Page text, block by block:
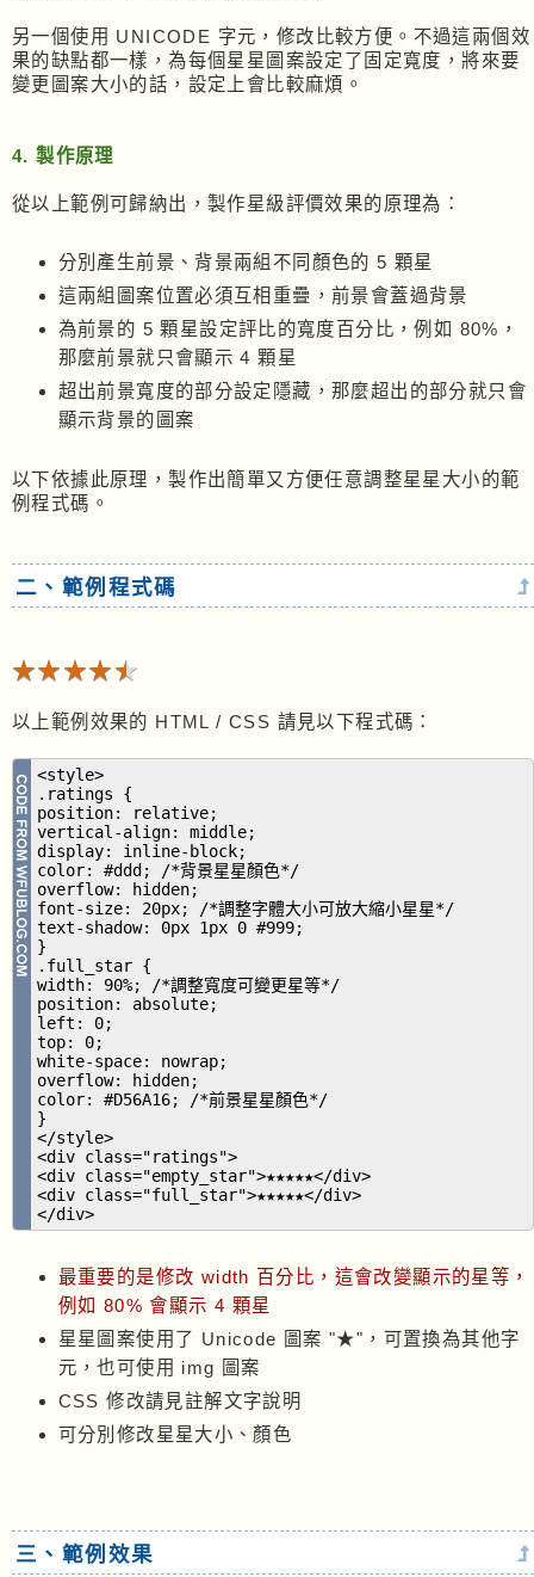
另一個使用 UNICODE 字元，修改比較方便。不過這兩個效
果的缺點都一樣，為每個星星圖案設定了固定寬度，將來要
變更圖案大小的話，設定上會比較麻煩。
4. 製作原理
從以上範例可歸納出，製作星級評價效果的原理為：
分別產生前景、背景兩組不同顏色的 5 顆星
這兩組圖案位置必須互相重疊，前景會蓋過背景
為前景的 5 顆星設定評比的寬度百分比，例如 80%，
那麼前景就只會顯示 4 顆星
超出前景寬度的部分設定隱藏，那麼超出的部分就只會
顯示背景的圖案
以下依據此原理，製作出簡單又方便任意調整星星大小的範
例程式碼。
二、範例程式碼
★★★★★
★★★★★
以上範例效果的 HTML / CSS 請見以下程式碼：
<style>
.ratings {
position: relative;
vertical-align: middle;
display: inline-block;
color: #ddd; /*背景星星顏色*/
overflow: hidden;
font-size: 20px; /*調整字體大小可放大縮小星星*/
text-shadow: 0px 1px 0 #999;
}
.full_star {
width: 90%; /*調整寬度可變更星等*/
position: absolute;
left: 0;
top: 0;
white-space: nowrap;
overflow: hidden;
color: #D56A16; /*前景星星顏色*/
}
</style>
<div class="ratings">
<div class="empty_star">★★★★★</div>
<div class="full_star">★★★★★</div>
</div>
最重要的是修改 width 百分比，這會改變顯示的星等，
例如 80% 會顯示 4 顆星
星星圖案使用了 Unicode 圖案 "★"，可置換為其他字
元，也可使用 img 圖案
CSS 修改請見註解文字說明
可分別修改星星大小、顏色
三、範例效果